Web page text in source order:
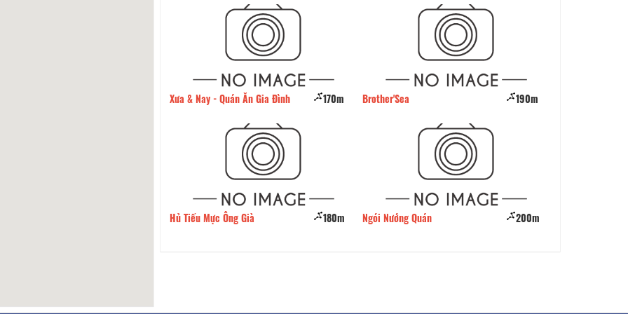
Xưa & Nay - Quán Ăn Gia Đình 170m
Hủ Tiếu Mực Ông Già 180m
Brother'Sea 190m
Ngói Nướng Quán 200m